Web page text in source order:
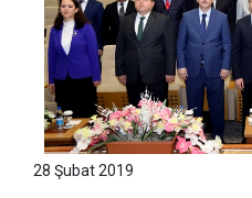
28 Şubat 2019